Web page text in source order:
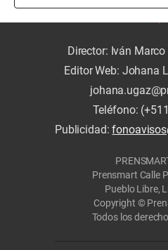
Director: Iván
Editor Web: Johana
Teléfono:
Publicidad:
Prensmart Calle
Pueblo Libre,
Copyright ©
Todos los